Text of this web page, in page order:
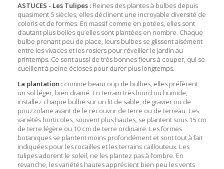
ASTUCES - Les Tulipes : Reines des plantes à bulbes depuis
quasiment 5 siècles, elles déclinent une incroyable diversité de
coloris et de formes. En massif comme en potées, elles sont
d’autant plus belles qu’elles sont plantées en nombre. Chaque
bulbe prenant peu de place, leurs bulbes se glissent aisément
entre les vivaces et les rosiers pour réveiller le jardin au
printemps. Ce sont aussi de très bonnes fleurs à couper, qui se
cueillent à peine écloses pour durer plus longtemps.
La plantation : comme beaucoup de bulbes, elles préfèrent
un sol léger, bien drainé. En terrain très lourd ou humide,
installez chaque bulbe sur un lit de sable, de gravier ou de
pouzzolane avant de le recouvrir de terre ou de terreau. Les
variétés horticoles, souvent plus hautes, se plantent sous 15 cm
de terre légère ou 10 cm de terre ordinaire. Les formes
botaniques se plantent moins profondément et sont tout à fait
indiquées pour les rocailles et les terrains caillouteux. Les
tulipes adorent le soleil, ne les plantez pas à l’ombre. En
revanche, les variétés hautes apprécient bien peu les vents